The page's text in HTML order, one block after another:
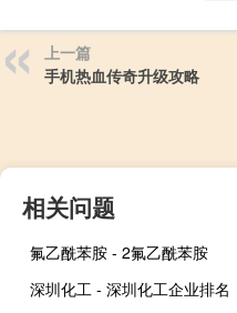
上一篇
手机热血传奇升级攻略
相关问题
氟乙酰苯胺 - 2氟乙酰苯胺
深圳化工 - 深圳化工企业排名